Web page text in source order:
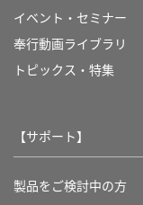
イベント・セミナー
奉行動画ライブラリ
トピックス・特集
【サポート】
製品をご検討中の方